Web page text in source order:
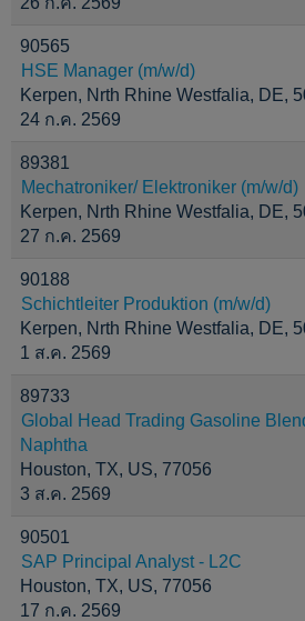
90565
HSE Manager (m/w/d)
Kerpen, Nrth Rhine Westfalia, DE,
24 ก.ค. 2569
89381
Mechatroniker/ Elektroniker (m/w/d)
Kerpen, Nrth Rhine Westfalia, DE,
27 ก.ค. 2569
90188
Schichtleiter Produktion (m/w/d)
Kerpen, Nrth Rhine Westfalia, DE,
1 ส.ค. 2569
89733
Global Head Trading Gasoline
Naphtha
Houston, TX, US, 77056
3 ส.ค. 2569
90501
SAP Principal Analyst - L2C
Houston, TX, US, 77056
17 ก.ค. 2569